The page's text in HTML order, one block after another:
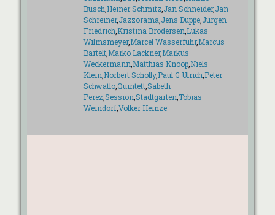
Busch Heiner Schmitz Jan Schneider,Jan
Schreiner,Jazzorama Jens Düppe, Jürgen
Friedrich Kristina Brodersen Lukas
Wilmsmeyer,Marcel Wasserfuhr,Marcus
Bartelt, Marko Lackner,Markus
Weckermann Matthias Knoop, Niels
Klein Norbert Scholly,Paul G Ulrich Peter
Schwatlo,Quintett,Sabeth
Perez Session Stadtgarten Tobias
Weindorf,Volker Heinze